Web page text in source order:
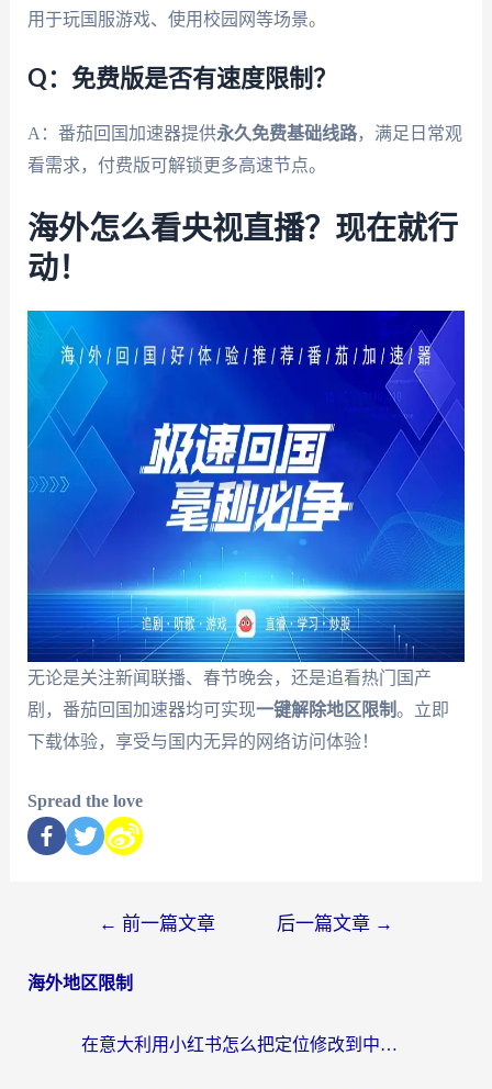
用于玩国服游戏、使用校园网等场景。
Q：免费版是否有速度限制？
A：番茄回国加速器提供永久免费基础线路，满足日常观
看需求，付费版可解锁更多高速节点。
海外怎么看央视直播？现在就行
动！
无论是关注新闻联播、春节晚会，还是追看热门国产
剧，番茄回国加速器均可实现一键解除地区限制。立即
下载体验，享受与国内无异的网络访问体验！
Spread the love
← 前一篇文章 后一篇文章 →
海外地区限制
在意大利用小红书怎么把定位修改到中国国内？3个实用技巧+1个靠谱工具帮你搞定